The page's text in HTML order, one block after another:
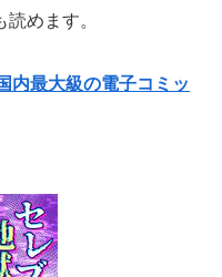
めます。
内最大級の電子コミッ